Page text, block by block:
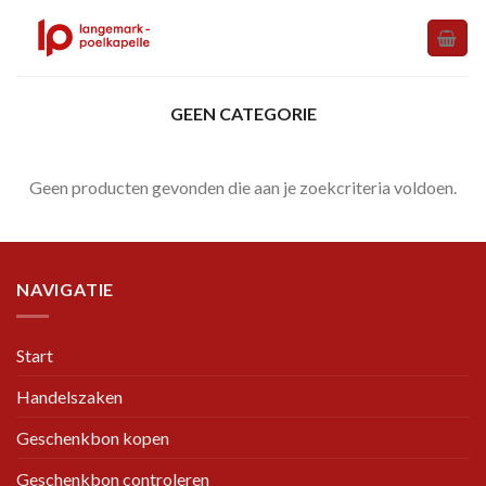
GEEN CATEGORIE
Geen producten gevonden die aan je zoekcriteria voldoen.
NAVIGATIE
Start
Handelszaken
Geschenkbon kopen
Geschenkbon controleren